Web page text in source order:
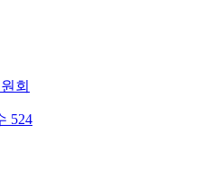
회
524